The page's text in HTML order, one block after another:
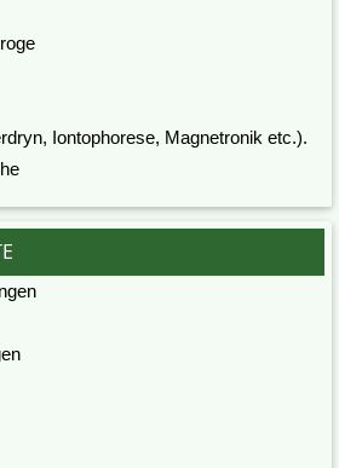
Iontophorese, Magnetronik etc.).